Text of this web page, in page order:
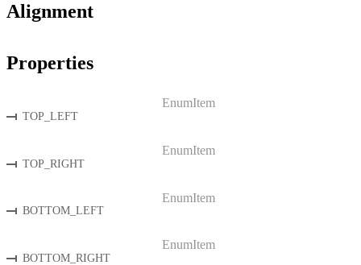
Alignment
Properties
TOP_LEFT
EnumItem
TOP_RIGHT
EnumItem
BOTTOM_LEFT
EnumItem
BOTTOM_RIGHT
EnumItem